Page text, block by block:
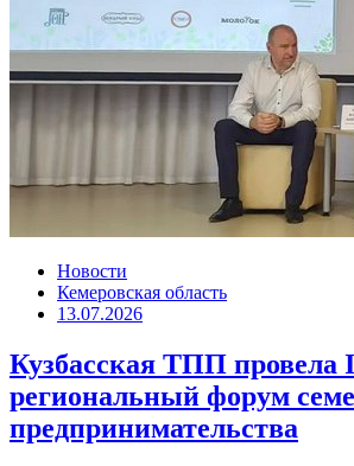
Новости
Кемеровская область
13.07.2026
Кузбасская ТПП провела
региональный форум
предпринимательства